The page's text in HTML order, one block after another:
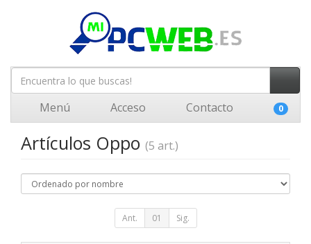
Menú Acceso Contacto 0
Artículos Oppo (5 art.)
Ant. 01 Sig.